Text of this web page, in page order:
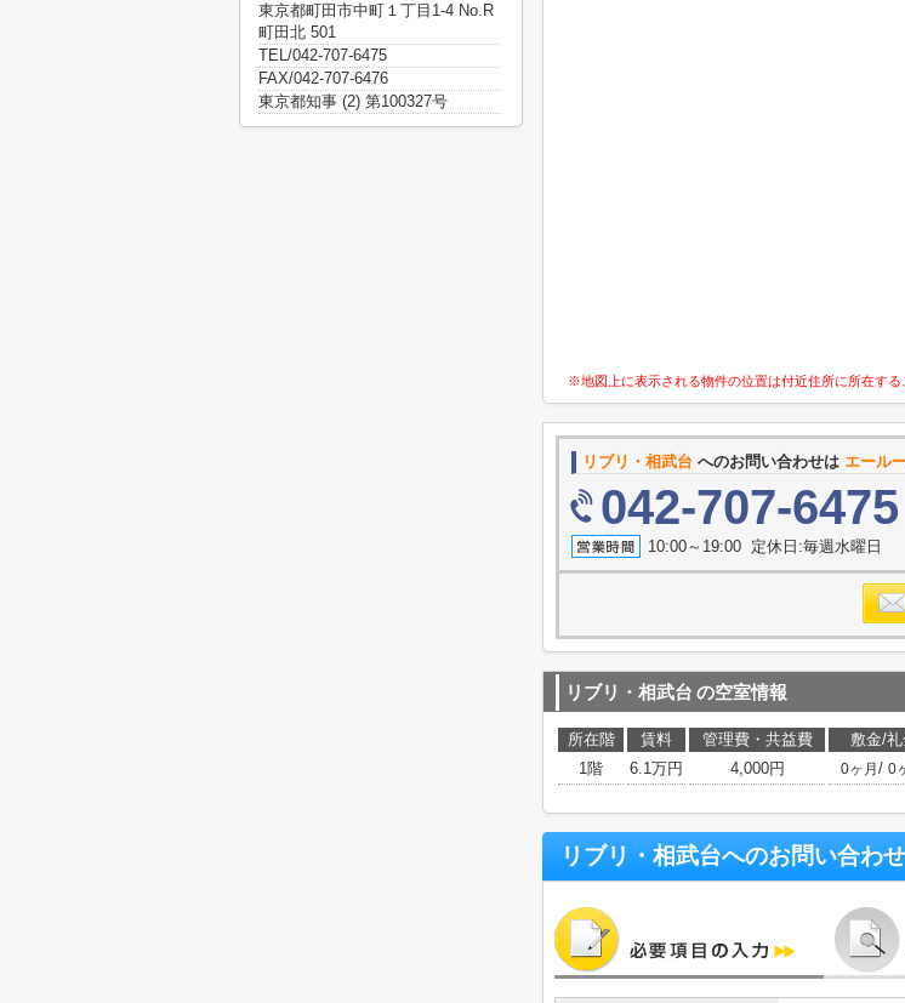
※地図上に表示される物件の位置は付近住所に所在す
リブリ・相武台 へのお問い合わせは エール
042-707-6475
10:00～19:00 定休日:毎週水曜日
リブリ・相武台 の空室情報
所在階 賃料 管理費・共益費 敷金/
1階
6.1万円 4,000円 0ヶ月 / 0
リブリ・相武台へのお問い合わせ
東京都町田市中町１丁目1-4 No.R
町田北 501
TEL/042-707-6475
FAX/042-707-6476
東京都知事 (2) 第100327号